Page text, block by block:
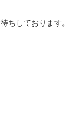
ちしております。